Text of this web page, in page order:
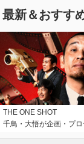
最新＆おすす
THE ONE SHOT
千鳥・大悟が企画・プロ